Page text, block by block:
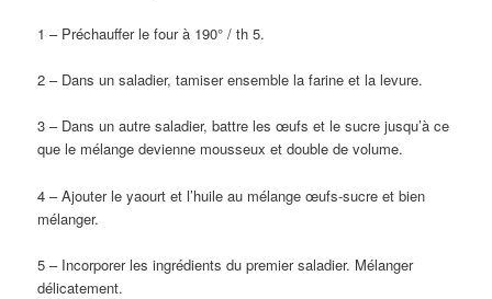
1 – Préchauffer le four à 190° / th 5.
2 – Dans un saladier, tamiser ensemble la farine et la levure.
3 – Dans un autre saladier, battre les œufs et le sucre jusqu’à ce
que le mélange devienne mousseux et double de volume.
4 – Ajouter le yaourt et l’huile au mélange œufs-sucre et bien
mélanger.
5 – Incorporer les ingrédients du premier saladier. Mélanger
délicatement.